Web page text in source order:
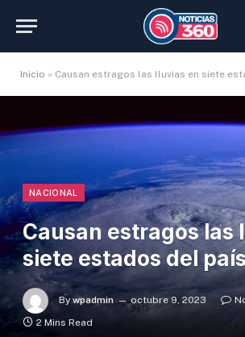
Inicio » Causan estragos las lluvias en siete
NACIONAL
Causan estragos las
siete estados del
By wpadmin octubre 9, 2023
2 Mins Read